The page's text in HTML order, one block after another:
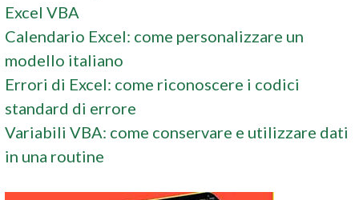
Excel VBA
Calendario Excel: come personalizzare un
modello italiano
Errori di Excel: come riconoscere i codici
standard di errore
Variabili VBA: come conservare e utilizzare dati
in una routine